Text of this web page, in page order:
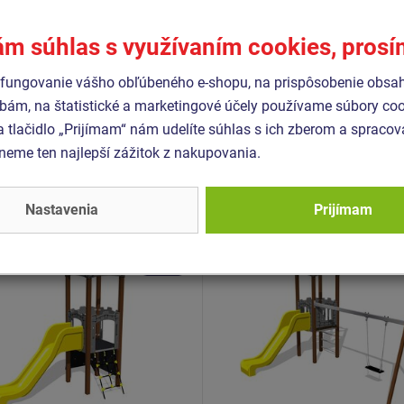
polyesteru, čo zaručuje
kožu na rukách. Všetok
Podobnýtovar
1052K-10
zostava hrad UNH1052K
Produkt - UNH-1019K-10
Herná zostava hrad
- celokovová
súhlas s využívaním cookies,
vášho obľúbeného e-shopu, na prispôsobenie
na štatistické a marketingové účely používame súbory
tlačidlo „Prijímam“ nám udelíte súhlas s ich zberom a
ten najlepší zážitok z nakupovania.
Nastavenia Prijímam